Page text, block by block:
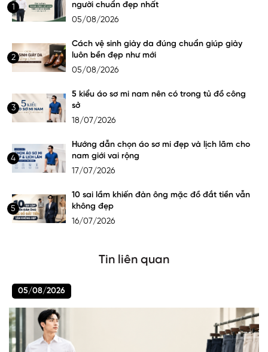
1
người chuẩn đẹp nhất
05/08/2026
2
Cách vệ sinh giày da đúng chuẩn giúp giày
luôn bền đẹp như mới
05/08/2026
3
5 kiểu áo sơ mi nam nên có trong tủ đồ công
sở
18/07/2026
4
Hướng dẫn chọn áo sơ mi đẹp và lịch lãm cho
nam giới vai rộng
17/07/2026
5
10 sai lầm khiến đàn ông mặc đồ đắt tiền vẫn
không đẹp
16/07/2026
Tin liên quan
05/08/2026